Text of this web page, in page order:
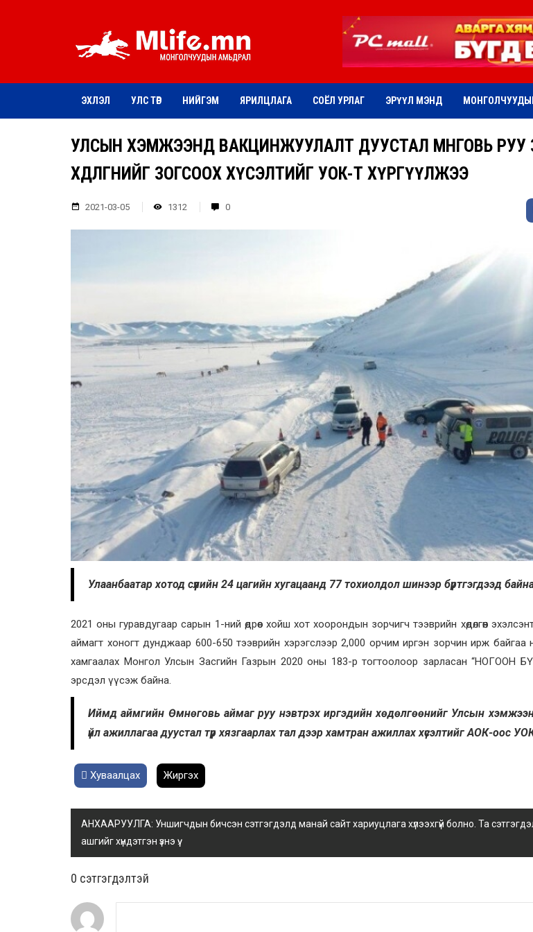
ЭХЛЭЛ УЛС ТӨР НИЙГЭМ ЯРИЛЦЛАГА СОЁЛ УРЛАГ ЭРҮҮЛ МЭНД
УЛСЫН ХЭМЖЭЭНД ВАКЦИНЖУУЛАЛТ ДУУСТАЛ ӨМНӨГОВЬ РУУ
ХӨДӨЛГӨӨНИЙГ ЗОГСООХ ХҮСЭЛТИЙГ УОК-Т ХҮРГҮҮЛЖЭЭ
2021-03-05 1312 0
Улаанбаатар хотод сүүлийн 24 цагийн хугацаанд 77 тохиолдол шинээр бүртгэгдээд
2021 оны гуравдугаар сарын 1-ний өдрөөс хойш хот хоорондын зорчигч тээврийн хөдөлгөөн
аймагт хоногт дунджаар 600-650 тээврийн хэрэгслээр 2,000 орчим иргэн зорчин ирж байгаа
хамгаалах Монгол Улсын Засгийн Газрын 2020 оны 183-р тогтоолоор зарласан “НОГООН
эрсдэл үүсэж байна.
Иймд аймгийн Өмнөговь аймаг руу нэвтрэх иргэдийн хөдөлгөөнийг Улсын
үйл ажиллагаа дуустал түр хязгаарлах тал дээр хамтран ажиллах хүсэлтийг АОК-оос УОК-
Хуваалцах Жиргэх
АНХААРУУЛГА: Уншигчдын бичсэн сэтгэгдэлд манай сайт хариуцлага хүлээхгүй болно. Та
ашгийг хүндэтгэн үзнэ үү.
0 cэтгэгдэлтэй